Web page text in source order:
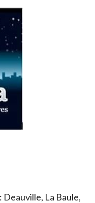
La Baule,